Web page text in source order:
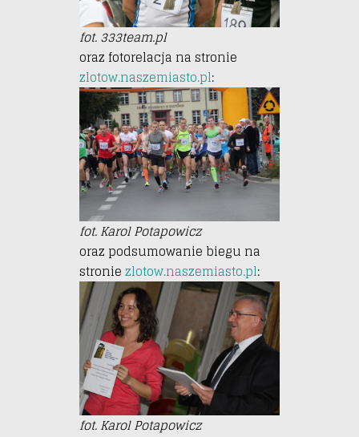
fot. 333team.pl
oraz fotorelacja na stronie
zlotow.naszemiasto.pl:
fot. Karol Potapowicz
oraz podsumowanie biegu na
stroniezlotow.naszemiasto.pl:
fot. Karol Potapowicz